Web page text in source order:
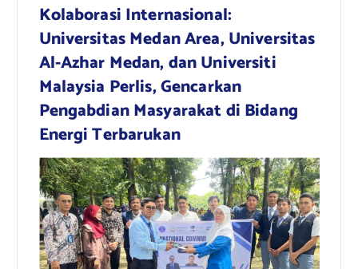
Kolaborasi Internasional:
Universitas Medan Area, Universitas
Al-Azhar Medan, dan Universiti
Malaysia Perlis, Gencarkan
Pengabdian Masyarakat di Bidang
Energi Terbarukan